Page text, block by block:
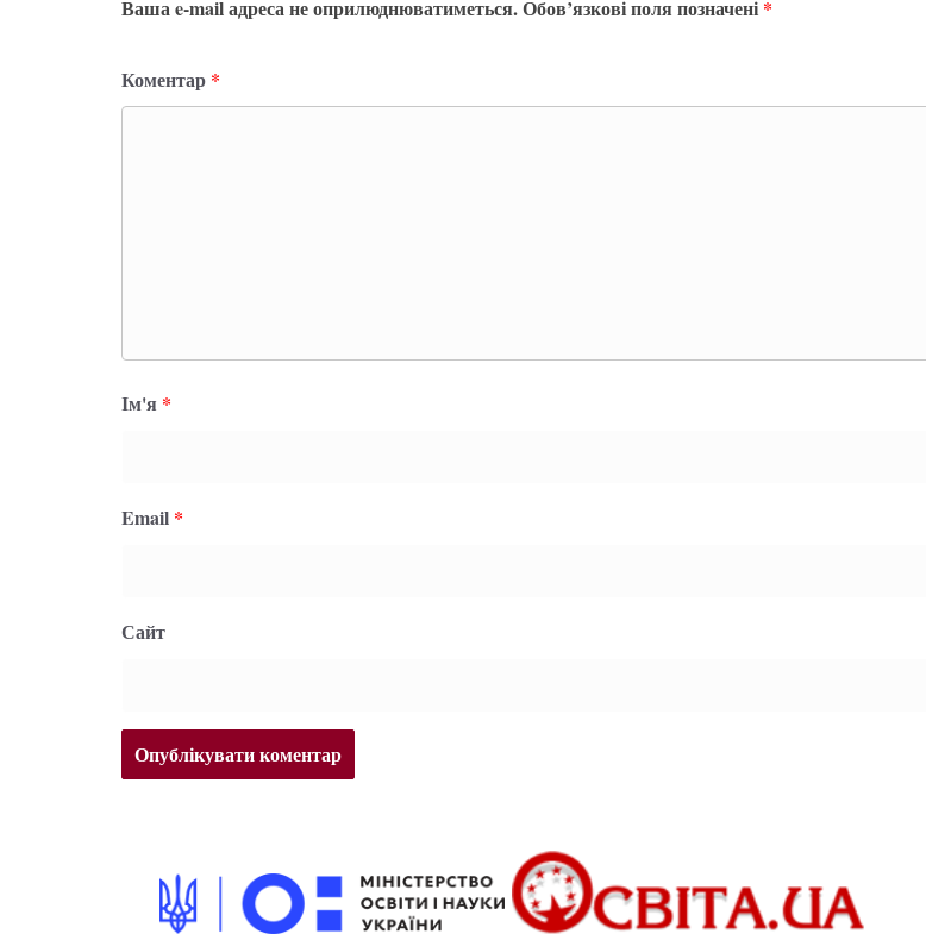
Ваша e-mail адреса не оприлюднюватиметься.Обов’язкові поля позначені *
Коментар *
Ім'я *
Email *
Сайт